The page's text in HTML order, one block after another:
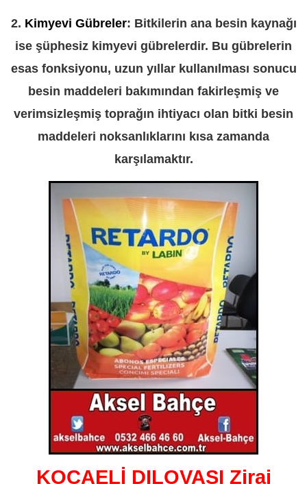
2. Kimyevi Gübreler: Bitkilerin ana besin kaynağı
ise şüphesiz kimyevi gübrelerdir. Bu gübrelerin
esas fonksiyonu, uzun yıllar kullanılması sonucu
besin maddeleri bakımından fakirleşmiş ve
verimsizleşmiş toprağın ihtiyacı olan bitki besin
maddeleri noksanlıklarını kısa zamanda
karşılamaktır.
KOCAELİ DILOVASI Zirai